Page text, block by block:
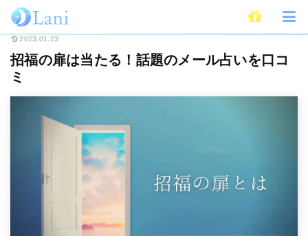
ホーム メール占い 招福の扉は当たる！話題のメール占いを口コミ
2023.01.23
招福の扉は当たる！話題のメール占いを口コ
ミ